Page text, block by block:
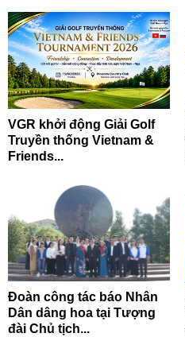
VGR khởi động Giải Golf
Truyền thống Vietnam &
Friends...
Đoàn công tác báo Nhân
Dân dâng hoa tại Tượng
đài Chủ tịch...